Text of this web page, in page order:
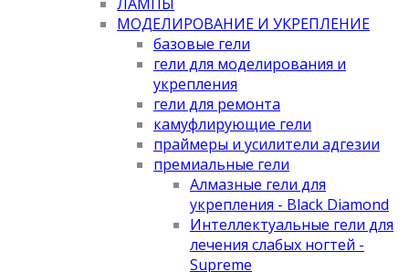
МОДЕЛИРОВАНИЕ И УКРЕПЛЕНИЕ
базовые гели
гели для моделирования и
укрепления
гели для ремонта
камуфлирующие гели
праймеры и усилители адгезии
премиальные гели
Алмазные гели для
укрепления - Black Diamond
Интеллектуальные гели для
лечения слабых ногтей -
Supreme